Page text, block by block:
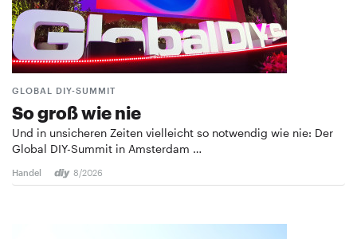
GLOBAL DIY-SUMMIT
So groß wie nie
Und in unsicheren Zeiten vielleicht so notwendig wie nie: Der
Global DIY-Summit in Amsterdam …
Handel 8/2026